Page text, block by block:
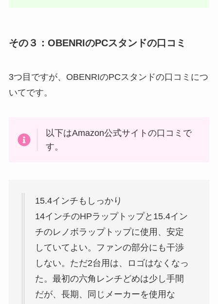
その３：OBENRIのPCスタンドの口コミ
3つ目ですが、OBENRIのPCスタンドの口コミにつ
いてです。
以下はAmazon公式サイトの口コミで
す。
15.4インチもしっかり
14インチのHPラップトップと15.4イン
チのレノボラップトップに使用、安定
していてよい。ファンの部分にも干渉
しない。ただ2台用は、ロゴはなくなっ
た。最初の六角レンチどめは少し手間
だが、長期、同じメーカーを使用な